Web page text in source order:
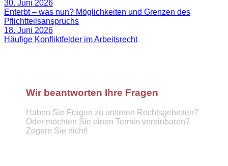
30. Juni 2026
Enterbt – was nun? Möglichkeiten und Grenzen des
Pflichtteilsanspruchs
18. Juni 2026
Häufige Konfliktfelder im Arbeitsrecht
Wir beantworten Ihre Fragen
Haben Sie Fragen zu unseren Rechtsgebieten?
Oder möchten Sie einen Termin vereinbaren?
Zögern Sie nicht!